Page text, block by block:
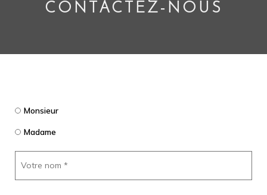
CONTACTEZ-NOUS
Monsieur
Madame